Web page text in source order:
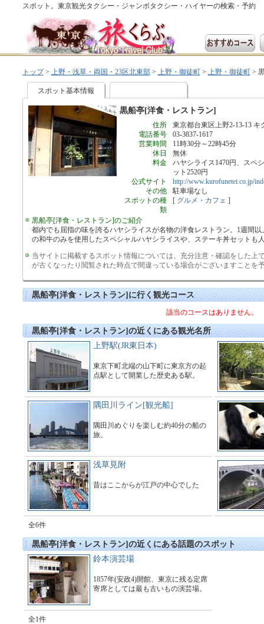
スポット。東京観光タクシー・ジャンボタクシー・ハイヤーの検索・予約
トップ> 上野・浅草・両国・23区北東部> 上野・御徒町> 上野・御徒町>
スポット基本情報
黒船亭[洋食・レストラン]
住所
東京都台東区上野2-13-13 キ
電話番号
03-3837-1617
営業時間
11時30分～22時45分
休日
無休
料金
ハヤシライス1470円、スペ
ット2520円
公式サイト
http://www.kurofunetei.co.jp/
その他
駐車場なし
スポットの種
類
[ グルメ・カフェ ]
黒船亭[洋食・レストラン]のご紹介
都内でも屈指の味を誇るハヤシライスが名物の洋食レストラン。1週間
の和牛のみを使用したスペシャルハヤシライスや、ステーキ丼セットも
当サイトに掲載するスポット情報については、充分注意・確認をした上
が古くなったり閲覧された時点で間違っている場合がございますことを
黒船亭[洋食・レストラン]に行く観光コース
該当のコースはありません。
黒船亭[洋食・レストラン]の近くにある観光名所
上野駅(JR東日本)
東京下町北端の山下町に東京方の起
点駅として開業した歴史ある駅。
隅田川ライン[観光船]
隅田川めぐりを楽しむ約40分の船の
旅。
浅草見附
昔はここからが江戸の中心でした
全6件
黒船亭[洋食・レストラン]の近くにある話題のスポット
鈴本演芸場
1857年(安政4)開館、東京に残る定席
寄席としては最も古いもの演芸場。
全1件